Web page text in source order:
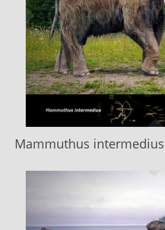
Mammuthus intermedius